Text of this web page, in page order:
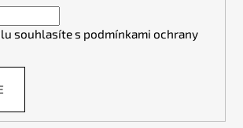
souhlasíte s podmínkami ochrany